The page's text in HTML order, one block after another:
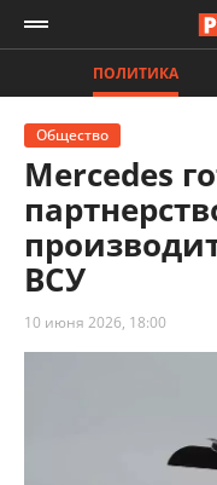
ПОЛИТИКА
Общество
Mercedes
ВСУ
10 июня 2026, 18:00